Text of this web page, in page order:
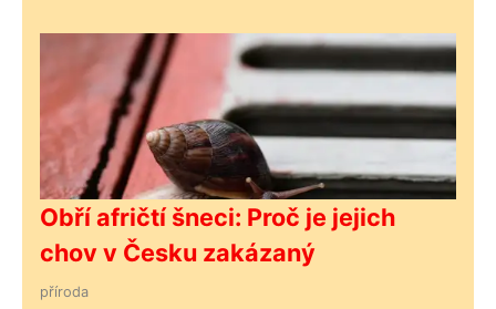
Obří afričtí šneci: Proč je jejich
chov v Česku zakázaný
příroda